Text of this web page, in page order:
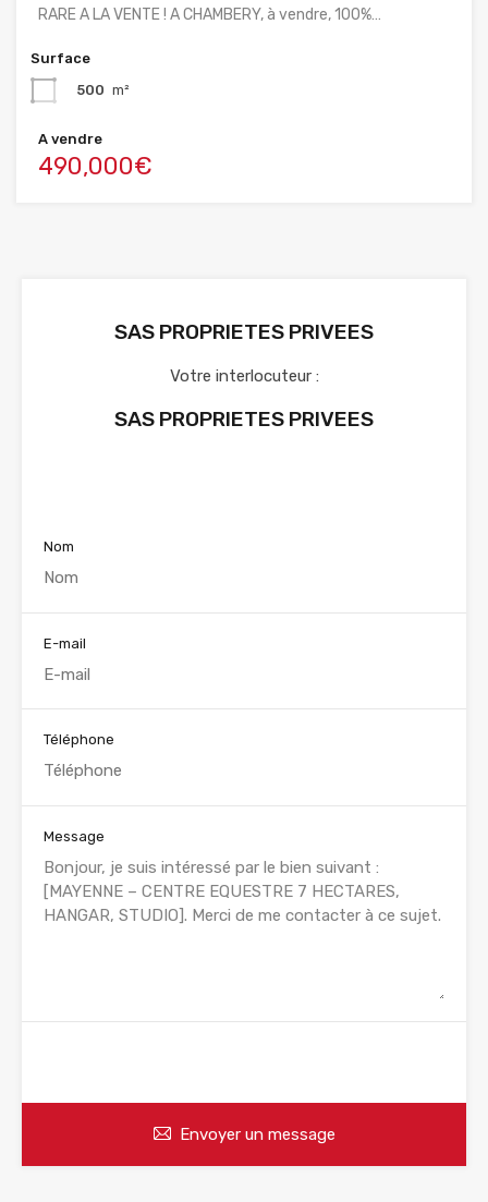
RARE A LA VENTE ! A CHAMBERY, à vendre, 100%…
Surface
500 m²
A vendre
490,000€
SAS PROPRIETES PRIVEES
Votre interlocuteur :
SAS PROPRIETES PRIVEES
Nom
E-mail
Téléphone
Message
Envoyer un message